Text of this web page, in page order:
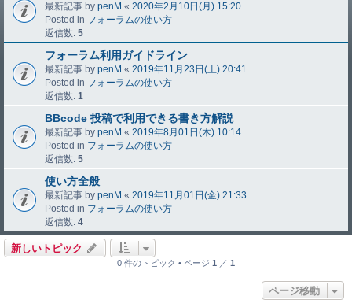
最新記事 by penM « 2020年2月10日(月) 15:20
Posted in フォーラムの使い方
返信数: 5
フォーラム利用ガイドライン
最新記事 by penM « 2019年11月23日(土) 20:41
Posted in フォーラムの使い方
返信数: 1
BBcode 投稿で利用できる書き方解説
最新記事 by penM « 2019年8月01日(木) 10:14
Posted in フォーラムの使い方
返信数: 5
使い方全般
最新記事 by penM « 2019年11月01日(金) 21:33
Posted in フォーラムの使い方
返信数: 4
新しいトピック
0 件のトピック • ページ 1 ／ 1
ページ移動